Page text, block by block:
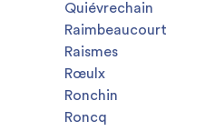
Quiévrechain
Raimbeaucourt
Raismes
Rœulx
Ronchin
Roncq